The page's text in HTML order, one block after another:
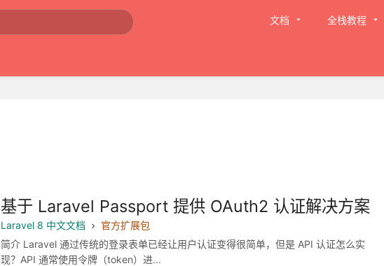
文档 全栈教程
基于 Laravel Passport 提供 OAuth2 认证解决方案
Laravel 8 中文文档
官方扩展包
简介 Laravel 通过传统的登录表单已经让用户认证变得很简单，但是 API 认证怎么实
现？API 通常使用令牌（token）进...